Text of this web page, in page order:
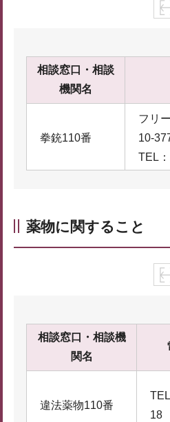
相談窓口・相談
機関名
拳銃110番
フリ
10-
TEL
薬物に関すること
相談窓口・相談機
関名
違法薬物110番
18